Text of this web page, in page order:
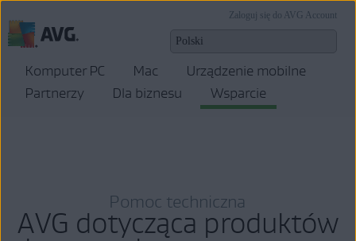
Zaloguj się do AVG Account
Komputer PC Mac
Urządzenie mobilne
Partnerzy
Dla biznesu Wsparcie
Pomoc techniczna
AVG dotycząca produktów